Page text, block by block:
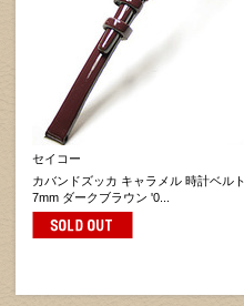
セイコー
カバンドズッカ キャラメル 時計ベルト
7mm ダークブラウン '0...